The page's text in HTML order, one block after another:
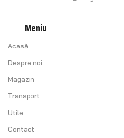
Meniu
Acasă
Despre noi
Magazin
Transport
Utile
Contact